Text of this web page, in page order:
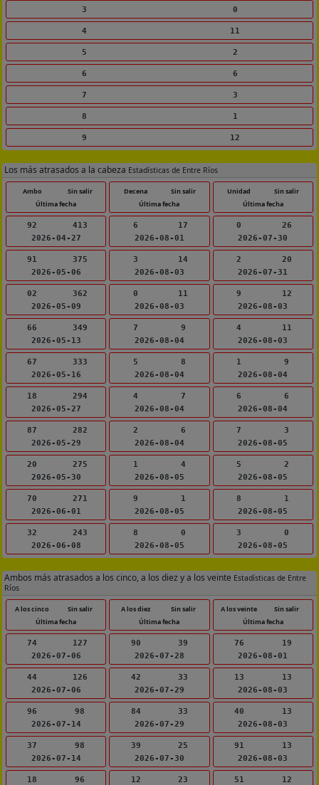
3 0
4 11
5 2
6 6
7 3
8 1
9 12
Los más atrasados a la cabeza Estadísticas de Entre Ríos
Ambo
Sin salir
Última fecha
92
413
2026-04-27
91
375
2026-05-06
02
362
2026-05-09
66
349
2026-05-13
67
333
2026-05-16
18
294
2026-05-27
87
282
2026-05-29
20
275
2026-05-30
70
271
2026-06-01
32
243
2026-06-08
Decena
Sin salir
Última fecha
6
17
2026-08-01
3
14
2026-08-03
0
11
2026-08-03
7
9
2026-08-04
5
8
2026-08-04
4
7
2026-08-04
2
6
2026-08-04
1
4
2026-08-05
9
1
2026-08-05
8
0
2026-08-05
Unidad
Sin salir
Última fecha
0
26
2026-07-30
2
20
2026-07-31
9
12
2026-08-03
4
11
2026-08-03
1
9
2026-08-04
6
6
2026-08-04
7
3
2026-08-05
5
2
2026-08-05
8
1
2026-08-05
3
0
2026-08-05
Ambos más atrasados a los cinco, a los diez y a los veinte Estadísticas de Entre
Ríos
A los cinco
Sin salir
Última fecha
74
127
2026-07-06
44
126
2026-07-06
96
98
2026-07-14
37
98
2026-07-14
18 96
A los diez
Sin salir
Última fecha
90
39
2026-07-28
42
33
2026-07-29
84
33
2026-07-29
39
25
2026-07-30
12 23
A los veinte
Sin salir
Última fecha
76
19
2026-08-01
13
13
2026-08-03
40
13
2026-08-03
91
13
2026-08-03
51 12